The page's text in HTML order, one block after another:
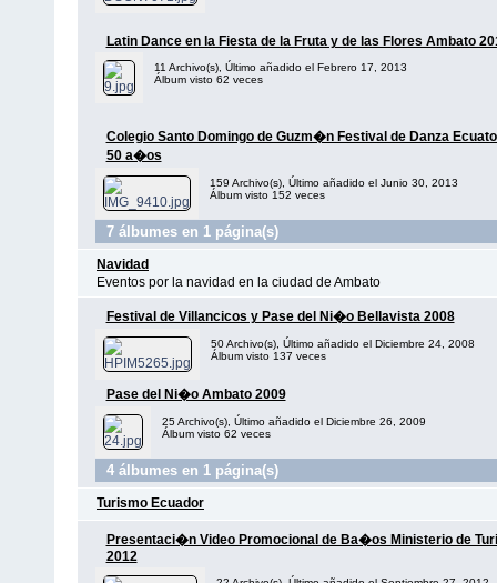
Latin Dance en la Fiesta de la Fruta y de las Flores Ambato
11 Archivo(s), Último añadido el Febrero 17, 2013
Álbum visto 62 veces
Colegio Santo Domingo de Guzm�n Festival de Danza
50 a�os
159 Archivo(s), Último añadido el Junio 30, 2013
Álbum visto 152 veces
7 álbumes en 1 página(s)
Navidad
Eventos por la navidad en la ciudad de Ambato
Festival de Villancicos y Pase del Ni�o Bellavista 2008
50 Archivo(s), Último añadido el Diciembre 24, 2008
Álbum visto 137 veces
Pase del Ni�o Ambato 2009
25 Archivo(s), Último añadido el Diciembre 26, 2009
Álbum visto 62 veces
4 álbumes en 1 página(s)
Turismo Ecuador
Presentaci�n Video Promocional de Ba�os Ministerio de
2012